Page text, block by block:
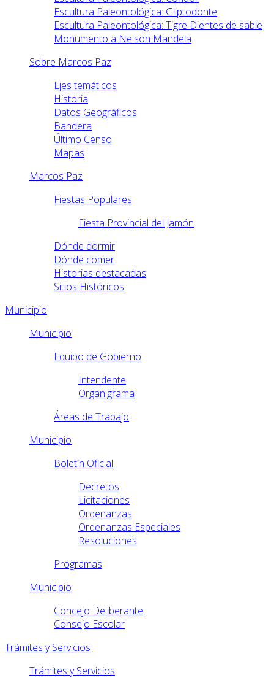
Escultura Paleontológica: Gliptodonte
Escultura Paleontológica: Tigre Dientes de sable
Monumento a Nelson Mandela
Sobre Marcos Paz
Ejes temáticos
Historia
Datos Geográficos
Bandera
Último Censo
Mapas
Marcos Paz
Fiestas Populares
Fiesta Provincial del Jamón
Dónde dormir
Dónde comer
Historias destacadas
Sitios Históricos
Municipio
Municipio
Equipo de Gobierno
Intendente
Organigrama
Áreas de Trabajo
Municipio
Boletín Oficial
Decretos
Licitaciones
Ordenanzas
Ordenanzas Especiales
Resoluciones
Programas
Municipio
Concejo Deliberante
Consejo Escolar
Trámites y Servicios
Trámites y Servicios